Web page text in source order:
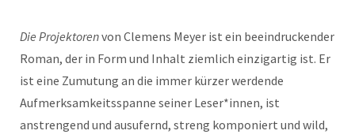
Die Projektorenvon Clemens Meyer ist ein beeindruckender
Roman, der in Form und Inhalt ziemlich einzigartig ist. Er
ist eine Zumutung an die immer kürzer werdende
Aufmerksamkeitsspanne seiner Leser*innen, ist
anstrengend und ausufernd, streng komponiert und wild,